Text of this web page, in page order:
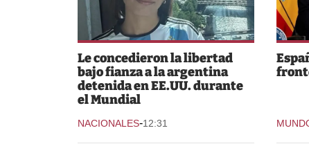
Le concedieron la libertad
bajo fianza a la argentina
detenida en EE.UU. durante
el Mundial
NACIONALES-12:31